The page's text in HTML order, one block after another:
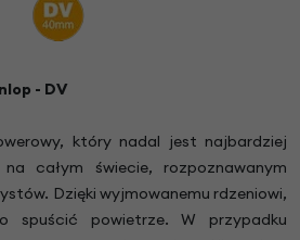
- DV
który nadal jest najbardziej
całym świecie, rozpoznawanym
Dzięki wyjmowanemu rdzeniowi,
spuścić powietrze. W przypadku